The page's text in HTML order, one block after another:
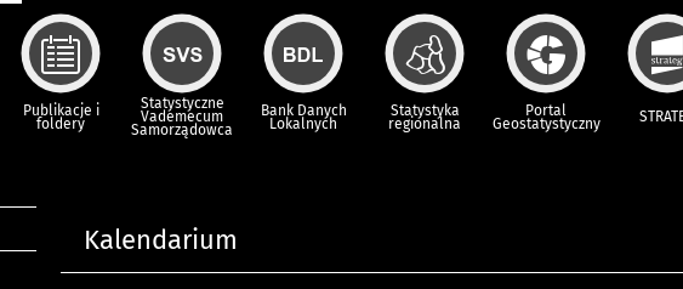
Publikacje i
foldery
Statystyczne
Vademecum
Samorządowca
Bank Danych
Lokalnych
Statystyka
regionalna
Portal
Geostatystyczny
Kalendarium